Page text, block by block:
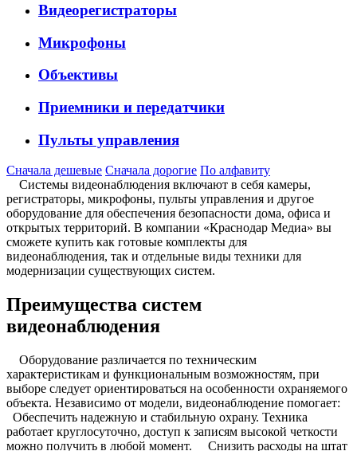
Видеорегистраторы
Микрофоны
Объективы
Приемники и передатчики
Пульты управления
Сначала дешевые Сначала дорогие По алфавиту
Системы видеонаблюдения включают в себя камеры,
регистраторы, микрофоны, пульты управления и другое
оборудование для обеспечения безопасности дома, офиса и
открытых территорий. В компании «Краснодар Медиа» вы
сможете купить как готовые комплекты для
видеонаблюдения, так и отдельные виды техники для
модернизации существующих систем.
Преимущества систем
видеонаблюдения
Оборудование различается по техническим
характеристикам и функциональным возможностям, при
выборе следует ориентироваться на особенности охраняемого
объекта. Независимо от модели, видеонаблюдение помогает:
Обеспечить надежную и стабильную охрану. Техника
работает круглосуточно, доступ к записям высокой четкости
можно получить в любой момент. Снизить расходы на штат